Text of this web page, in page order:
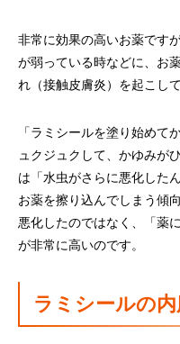
非常に効果の高いお薬です
が弱っている時などに、お
れ（接触皮膚炎）を起こし
「ラミシールを塗り始めて
ュクジュクして、かゆみが
は「水虫がさらに悪化した
お薬を擦り込んでしまう傾
悪化したのではなく、「薬
が非常に高いのです。
ラミシールの